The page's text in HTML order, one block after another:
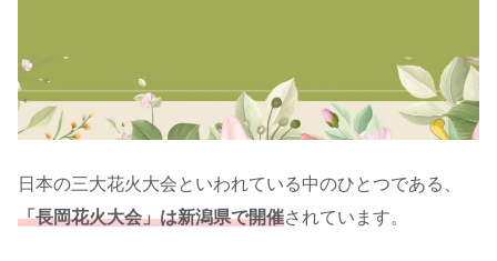
日本の三大花火大会といわれている中のひとつである、
「長岡花火大会」は新潟県で開催されています。